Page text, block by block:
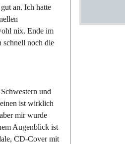
an. Ich hatte
nix. Ende im
schnell noch die
und
ist wirklich
mir wurde
Augenblick ist
CD-Cover mit